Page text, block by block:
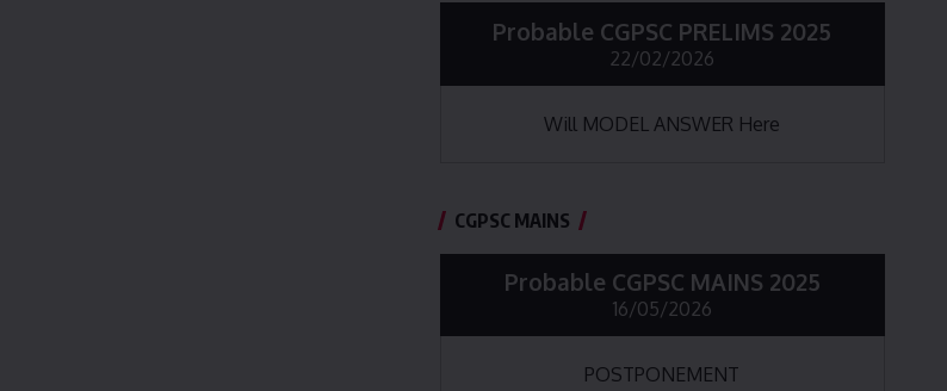
Probable CGPSC PRELIMS 2025
22/02/2026
Will MODEL ANSWER Here
CGPSC MAINS
Probable CGPSC MAINS 2025
16/05/2026
POSTPONEMENT